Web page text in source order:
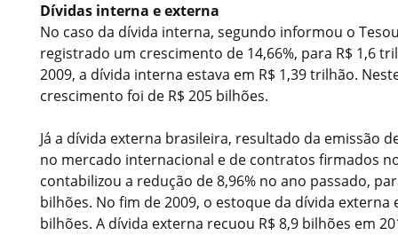
Dívidas interna e externa
No caso da dívida interna, segundo informou o
registrado um crescimento de 14,66%, para R$ 1,6
2009, a dívida interna estava em R$ 1,39 trilhão.
crescimento foi de R$ 205 bilhões.
Já a dívida externa brasileira, resultado da emissão
no mercado internacional e de contratos firmados
contabilizou a redução de 8,96% no ano passado,
bilhões. No fim de 2009, o estoque da dívida externa
bilhões. A dívida externa recuou R$ 8,9 bilhões em